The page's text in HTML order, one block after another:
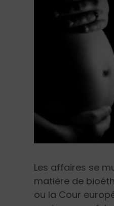
Les affaires se
matière de
ou la Cour